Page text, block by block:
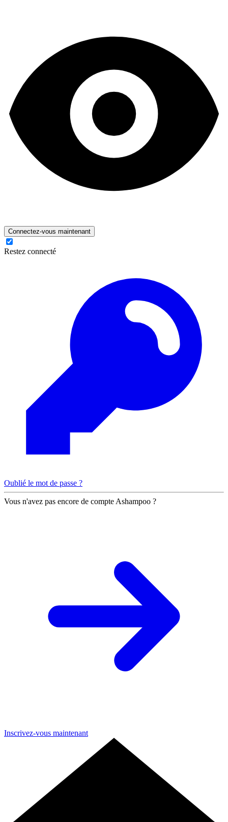
Connectez-vous maintenant
Restez connecté
Oublié le mot de passe ?
Vous n'avez pas encore de compte Ashampoo ?
Inscrivez-vous maintenant